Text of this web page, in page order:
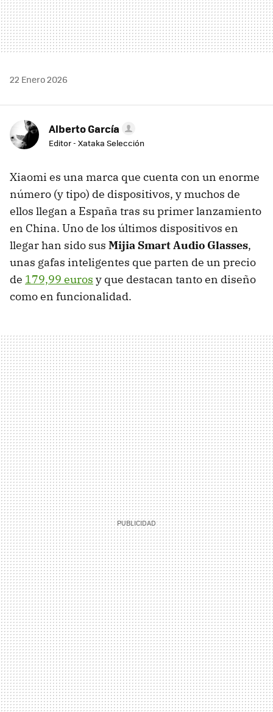
22 Enero 2026
Alberto García
Editor - Xataka Selección
Xiaomi es una marca que cuenta con un enorme
número (y tipo) de dispositivos, y muchos de
ellos llegan a España tras su primer lanzamiento
en China. Uno de los últimos dispositivos en
llegar han sido sus Mijia Smart Audio Glasses,
unas gafas inteligentes que parten de un precio
de 179,99 euros y que destacan tanto en diseño
como en funcionalidad.